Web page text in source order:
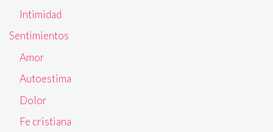
Intimidad
Sentimientos
Amor
Autoestima
Dolor
Fe cristiana